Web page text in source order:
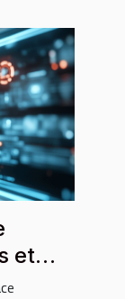
et